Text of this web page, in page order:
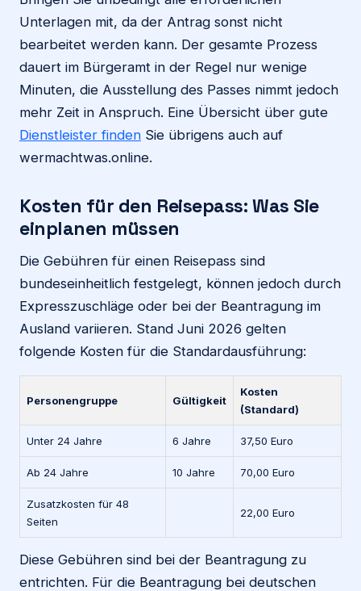
Unterlagen mit, da der Antrag sonst nicht
bearbeitet werden kann. Der gesamte Prozess
dauert im Bürgeramt in der Regel nur wenige
Minuten, die Ausstellung des Passes nimmt jedoch
mehr Zeit in Anspruch. Eine Übersicht über gute
Dienstleister finden Sie übrigens auch auf
wermachtwas.online.
Kosten für den Reisepass: Was Sie
einplanen müssen
Die Gebühren für einen Reisepass sind
bundeseinheitlich festgelegt, können jedoch durch
Expresszuschläge oder bei der Beantragung im
Ausland variieren. Stand Juni 2026 gelten
folgende Kosten für die Standardausführung:
Personengruppe Gültigkeit
Kosten
(Standard)
Unter 24 Jahre 6 Jahre 37,50 Euro
Ab 24 Jahre 10 Jahre 70,00 Euro
Zusatzkosten für 48
Seiten
22,00 Euro
Diese Gebühren sind bei der Beantragung zu
entrichten. Für die Beantragung bei deutschen